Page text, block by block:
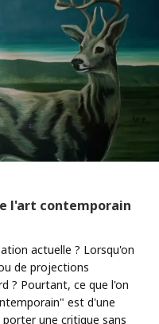
l'art contemporain
actuelle ? Lorsqu'on
de projections
? Pourtant, ce que l'on
est d'une
une critique sans